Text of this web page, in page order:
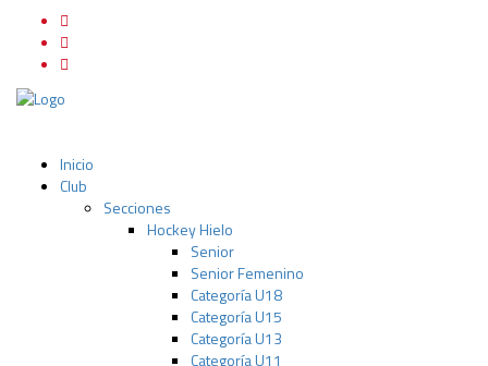
Inicio
Club
Secciones
Hockey Hielo
Senior
Senior Femenino
Categoría U18
Categoría U15
Categoría U13
Categoría U11